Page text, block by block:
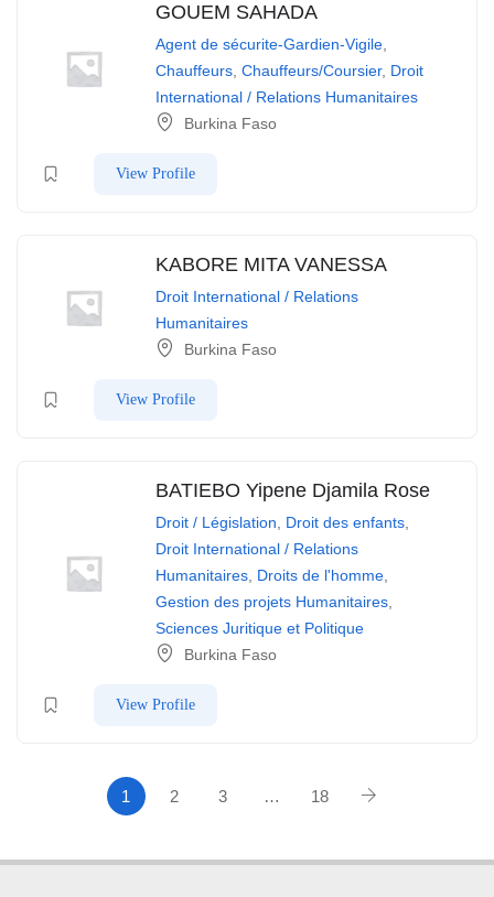
GOUEM SAHADA
Agent de sécurite-Gardien-Vigile,
Chauffeurs, Chauffeurs/Coursier, Droit
International / Relations Humanitaires
Burkina Faso
View Profile
KABORE MITA VANESSA
Droit International / Relations
Humanitaires
Burkina Faso
View Profile
BATIEBO Yipene Djamila Rose
Droit / Législation, Droit des enfants,
Droit International / Relations
Humanitaires, Droits de l'homme,
Gestion des projets Humanitaires,
Sciences Juritique et Politique
Burkina Faso
View Profile
1 2 3 … 18